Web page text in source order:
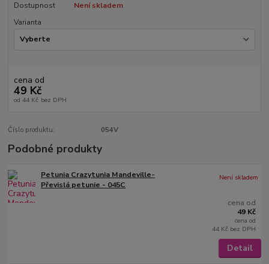
Dostupnost
Není skladem
Varianta
cena od
49 Kč
od 44 Kč bez DPH
Číslo produktu: 054V
Podobné produkty
Petunia Crazytunia Mandeville-
Převislá petunie - 045C
cena od
49 Kč
cena od
44 Kč bez DPH
Není skladem
Detail